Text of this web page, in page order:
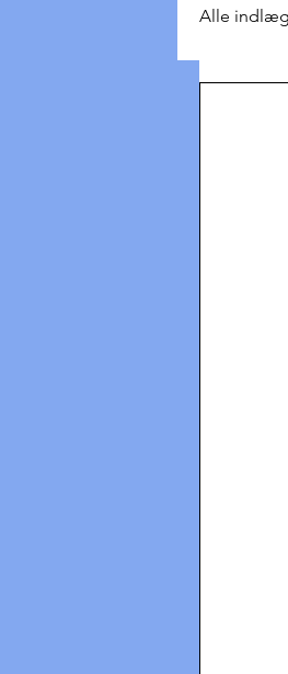
Alle indlæg